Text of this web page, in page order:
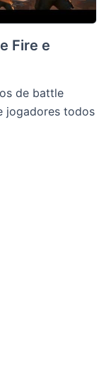
Fire e
de battle
jogadores todos